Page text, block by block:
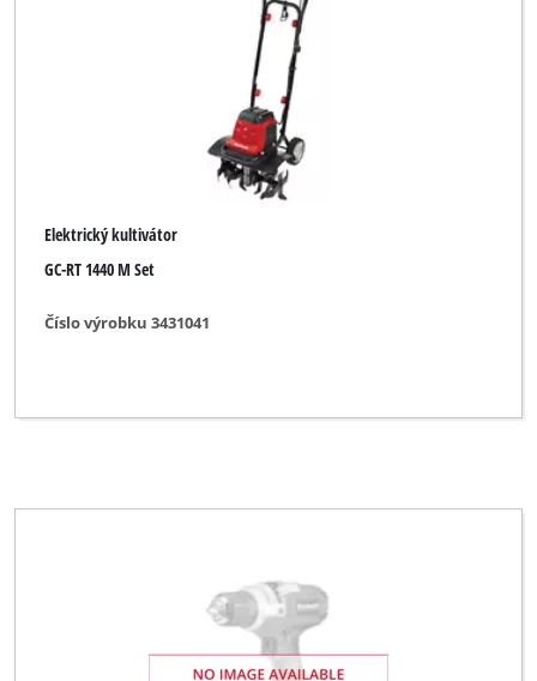
Elektrický kultivátor
GC-RT 1440 M Set
Číslo výrobku 3431041